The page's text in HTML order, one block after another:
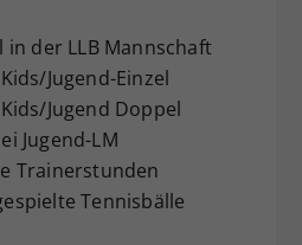
in der LLB Mannschaft
Jugend-Einzel
Jugend Doppel
Jugend-LM
Trainerstunden
Tennisbälle